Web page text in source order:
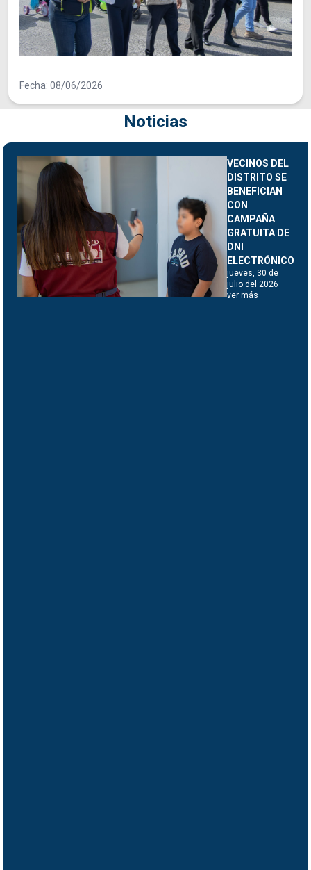
Fecha: 08/06/2026
Noticias
VECINOS DEL
DISTRITO SE
BENEFICIAN
CON
CAMPAÑA
GRATUITA DE
DNI
ELECTRÓNICO
jueves, 30 de
julio del 2026
ver más